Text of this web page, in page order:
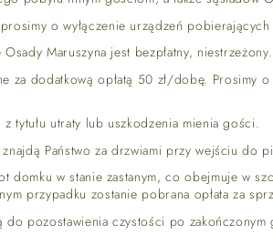
o wyłączenie urządzeń
Maruszyna jest bezpłatny, niestrzeżony.
za dodatkową opłatą 50 zł/dobę.
tytułu utraty lub uszkodzenia mienia gości.
Państwo za drzwiami przy wejściu do
domku w stanie zastanym, co obejmuje w
przypadku zostanie pobrana opłata za
do pozostawienia czystości po